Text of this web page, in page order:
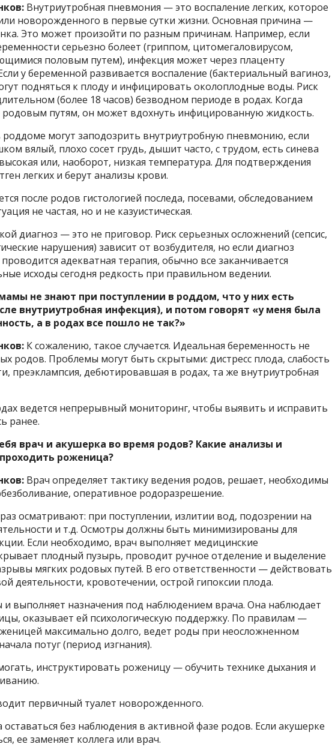
Внутриутробная пневмония — это воспаление легких, которое
новорожденного в первые сутки жизни. Основная причина —
Это может произойти по разным причинам. Например, если
серьезно болеет (гриппом, цитомегаловирусом,
половым путем), инфекция может через плаценту
у беременной развивается воспаление (бактериальный вагиноз,
подняться к плоду и инфицировать околоплодные воды. Риск
(более 18 часов) безводном периоде в родах. Когда
родовым путям, он может вдохнуть инфицированную жидкость.
могут заподозрить внутриутробную пневмонию, если
вялый, плохо сосет грудь, дышит часто, с трудом, есть синева
или, наоборот, низкая температура. Для подтверждения
легких и берут анализы крови.
после родов гистологией последа, посевами, обследованием
не частая, но и не казуистическая.
диагноз — это не приговор. Риск серьезных осложнений (сепсис,
нарушения) зависит от возбудителя, но если диагноз
адекватная терапия, обычно все заканчивается
исходы сегодня редкость при правильном ведении.
не знают при поступлении в роддом, что у них есть
внутриутробная инфекция), и потом говорят «у меня была
а в родах все пошло не так?»
К сожалению, такое случается. Идеальная беременность не
родов. Проблемы могут быть скрытыми: дистресс плода, слабость
преэклампсия, дебютировавшая в родах, та же внутриутробная
ведется непрерывный мониторинг, чтобы выявить и исправить
ранее.
врач и акушерка во время родов? Какие анализы и
роженица?
Врач определяет тактику ведения родов, решает, необходимы
оперативное родоразрешение.
осматривают: при поступлении, излитии вод, подозрении на
и т.д. Осмотры должны быть минимизированы для
Если необходимо, врач выполняет медицинские
плодный пузырь, проводит ручное отделение и выделение
мягких родовых путей. В его ответственности — действовать
деятельности, кровотечении, острой гипоксии плода.
выполняет назначения под наблюдением врача. Она наблюдает
оказывает ей психологическую поддержку. По правилам —
максимально долго, ведет роды при неосложненном
потуг (период изгнания).
инструктировать роженицу — обучить технике дыхания и
первичный туалет новорожденного.
без наблюдения в активной фазе родов. Если акушерке
ее заменяет коллега или врач.